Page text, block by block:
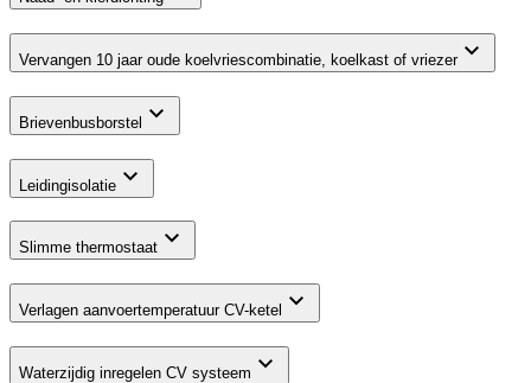
Vervangen 10 jaar oude koelvriescombinatie, koelkast of vriezer
Brievenbusborstel
Leidingisolatie
Slimme thermostaat
Verlagen aanvoertemperatuur CV-ketel
Waterzijdig inregelen CV systeem